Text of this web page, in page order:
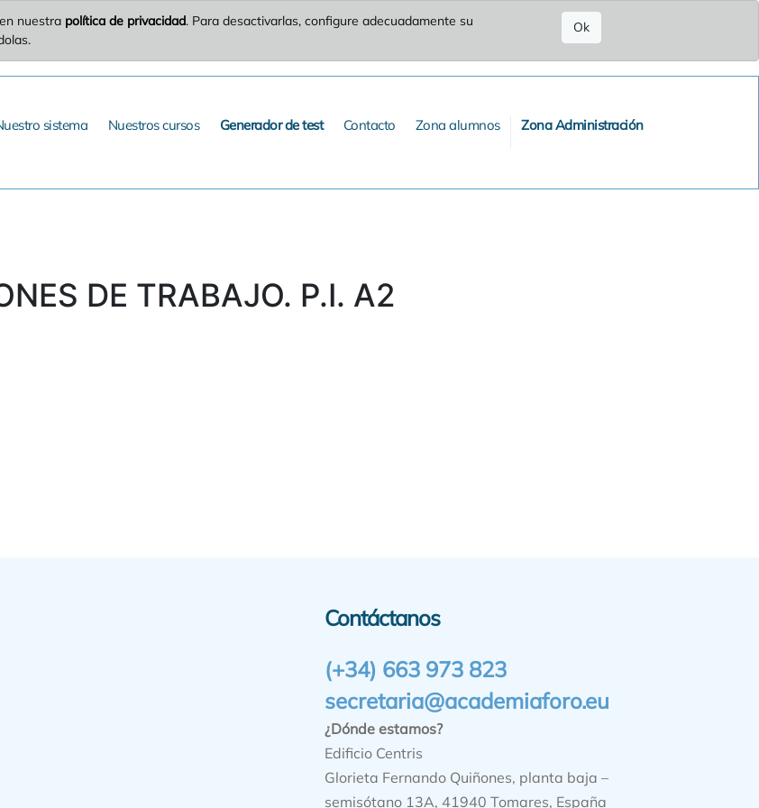
nuestra política de privacidad. Para desactivarlas, configure adecuadamente su
Ok
sistema Nuestros cursos Generador de test Contacto Zona alumnos Zona Administración
DE TRABAJO. P.I. A2
Contáctanos
(+34) 663 973 823
secretaria@academiaforo.eu
¿Dónde estamos?
Edificio Centris
Glorieta Fernando Quiñones, planta baja –
semisótano 13A, 41940 Tomares, España